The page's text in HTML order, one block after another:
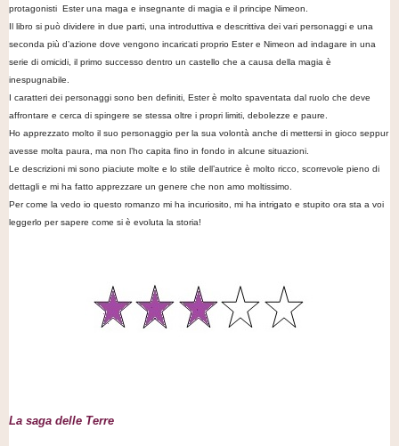
protagonisti Ester una maga e insegnante di magia e il principe Nimeon.
Il libro si può dividere in due parti, una introduttiva e descrittiva dei vari personaggi e una
seconda più d’azione dove vengono incaricati proprio Ester e Nimeon ad indagare in una
serie di omicidi, il primo successo dentro un castello che a causa della magia è
inespugnabile.
I caratteri dei personaggi sono ben definiti, Ester è molto spaventata dal ruolo che deve
affrontare e cerca di spingere se stessa oltre i propri limiti, debolezze e paure.
Ho apprezzato molto il suo personaggio per la sua volontà anche di mettersi in gioco seppur
avesse molta paura, ma non l’ho capita fino in fondo in alcune situazioni.
Le descrizioni mi sono piaciute molte e lo stile dell’autrice è molto ricco, scorrevole pieno di
dettagli e mi ha fatto apprezzare un genere che non amo moltissimo.
Per come la vedo io questo romanzo mi ha incuriosito, mi ha intrigato e stupito ora sta a voi
leggerlo per sapere come si è evoluta la storia!
La saga delle Terre